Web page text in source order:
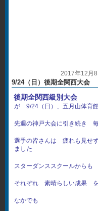
2017年12月8
9/24（日）後期全関西大会
後期全関西級別大会
が 9/24（日）、五月山体育
先週の神戸大会に引き続き
選手の皆さんは 疲れも見
ました
スターダンススクールから
それぞれ 素晴らしい成果
なかでも